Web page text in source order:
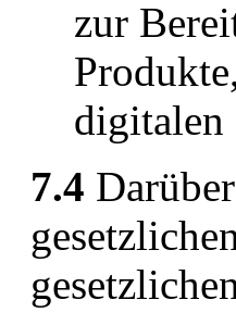
zur
digitalen
7.4